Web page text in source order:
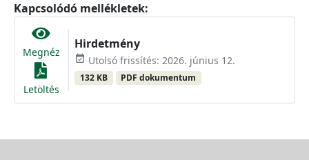
Kapcsolódó mellékletek:
Megnéz
Letöltés
Hirdetmény
event_available Utolsó frissítés: 2026. június 12.
132 KB PDF dokumentum